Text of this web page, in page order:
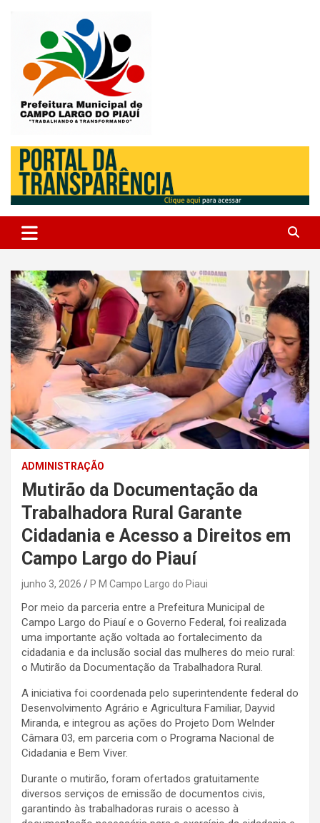
Prefeitura Municipal de Campo
Largo do Piauí
ADMINISTRAÇÃO
Mutirão da Documentação da
Trabalhadora Rural Garante
Cidadania e Acesso a Direitos em
Campo Largo do Piauí
junho 3, 2026 P M Campo Largo do Piaui
Por meio da parceria entre a Prefeitura Municipal de
Campo Largo do Piauí e o Governo Federal, foi realizada
uma importante ação voltada ao fortalecimento da
cidadania e da inclusão social das mulheres do meio rural:
o Mutirão da Documentação da Trabalhadora Rural.
A iniciativa foi coordenada pelo superintendente federal do
Desenvolvimento Agrário e Agricultura Familiar, Dayvid
Miranda, e integrou as ações do Projeto Dom Welnder
Câmara 03, em parceria com o Programa Nacional de
Cidadania e Bem Viver.
Durante o mutirão, foram ofertados gratuitamente
diversos serviços de emissão de documentos civis,
garantindo às trabalhadoras rurais o acesso à